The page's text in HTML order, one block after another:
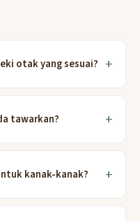
otak yang sesuai?
tawarkan?
kanak-kanak?